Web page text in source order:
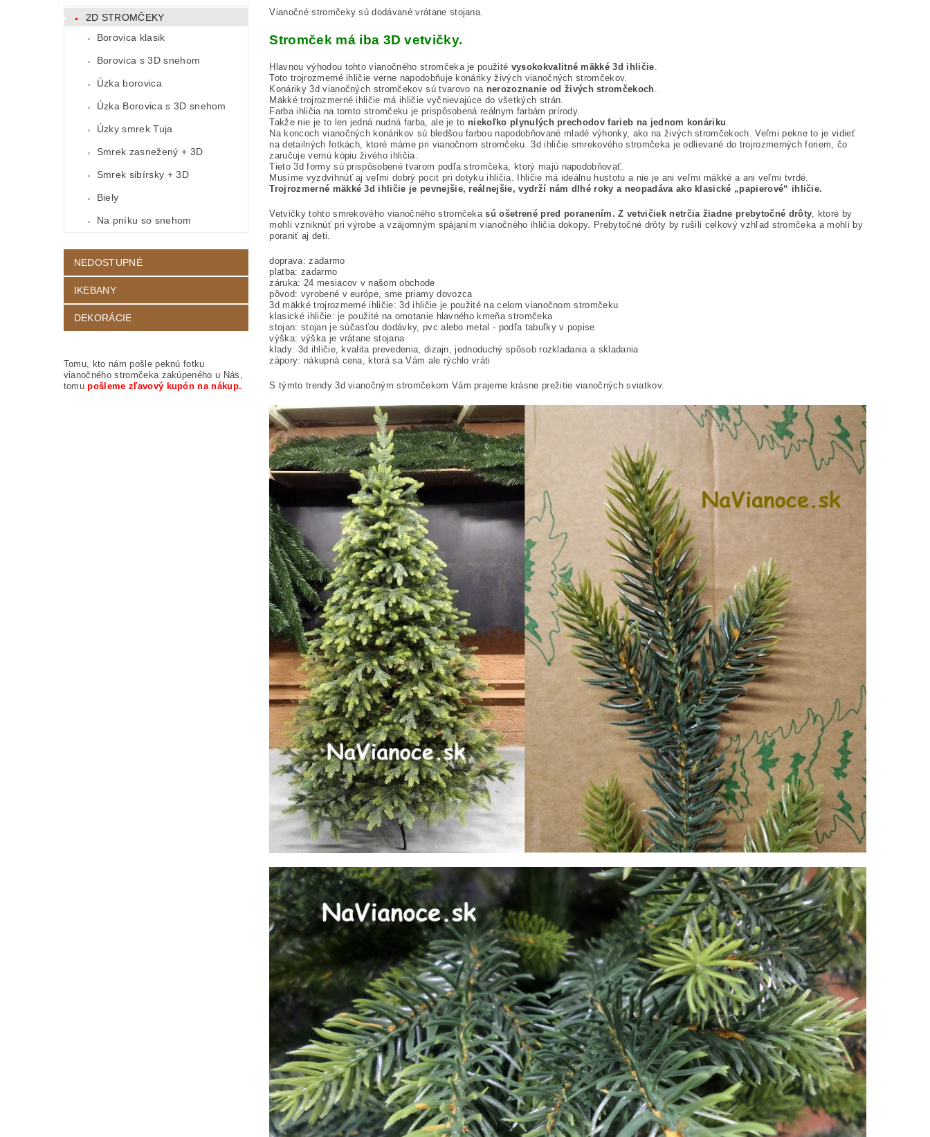
2D STROMČEKY
Borovica klasik
Borovica s 3D snehom
Úzka borovica
Úzka Borovica s 3D snehom
Úzky smrek Tuja
Smrek zasnežený + 3D
Smrek sibírsky + 3D
Biely
Na pníku so snehom
NEDOSTUPNÉ
IKEBANY
DEKORÁCIE
Tomu, kto nám pošle peknú fotku
vianočného stromčeka zakúpeného u Nás,
tomupošleme zľavový kupón na nákup.
Vianočné stromčeky sú dodávané vrátane stojana.
Stromček má iba 3D vetvičky.
Hlavnou výhodou tohto vianočného stromčeka je použité vysokokvalitné mäkké 3d ihličie.
Toto trojrozmerné ihličie verne napodobňuje konáriky živých vianočných stromčekov.
Konáriky 3d vianočných stromčekov sú tvarovo na nerozoznanie od živých stromčekoch.
Mäkké trojrozmerné ihličie má ihličie vyčnievajúce do všetkých strán.
Farba ihličia na tomto stromčeku je prispôsobená reálnym farbám prírody.
Takže nie je to len jedná nudná farba, ale je to niekoľko plynulých prechodov farieb na jednom konáriku.
Na koncoch vianočných konárikov sú bledšou farbou napodobňované mladé výhonky, ako na živých stromčekoch. Veľmi pekne to je vidieť
na detailných fotkách, ktoré máme pri vianočnom stromčeku. 3d ihličie smrekového stromčeka je odlievané do trojrozmerných foriem, čo
zaručuje vernú kópiu živého ihličia.
Tieto 3d formy sú prispôsobené tvarom podľa stromčeka, ktorý majú napodobňovať.
Musíme vyzdvihnúť aj veľmi dobrý pocit pri dotyku ihličia. Ihličie má ideálnu hustotu a nie je ani veľmi mäkké a ani veľmi tvrdé.
Trojrozmerné mäkké 3d ihličie je pevnejšie, reálnejšie, vydrží nám dlhé roky a neopadáva ako klasické „papierové“ ihličie.
Vetvičky tohto smrekového vianočného stromčekasú ošetrené pred poranením. Z vetvičiek netrčia žiadne prebytočné drôty, ktoré by
mohli vzniknúť pri výrobe a vzájomným spájaním vianočného ihličia dokopy. Prebytočné drôty by rušili celkový vzhľad stromčeka a mohli by
poraniť aj deti.
doprava: zadarmo
platba: zadarmo
záruka: 24 mesiacov v našom obchode
pôvod: vyrobené v európe, sme priamy dovozca
3d mäkké trojrozmerné ihličie: 3d ihličie je použité na celom vianočnom stromčeku
klasické ihličie: je použité na omotanie hlavného kmeňa stromčeka
stojan: stojan je súčasťou dodávky, pvc alebo metal - podľa tabuľky v popise
výška: výška je vrátane stojana
klady: 3d ihličie, kvalita prevedenia, dizajn, jednoduchý spôsob rozkladania a skladania
zápory: nákupná cena, ktorá sa Vám ale rýchlo vráti
S týmto trendy 3d vianočným stromčekom Vám prajeme krásne prežitie vianočných sviatkov.